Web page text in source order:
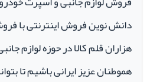
دانش نوین فروش اینترنتی با
هزاران قلم کالا در حوزه لوازم
هموطنان عزیز ایرانی باشیم تا